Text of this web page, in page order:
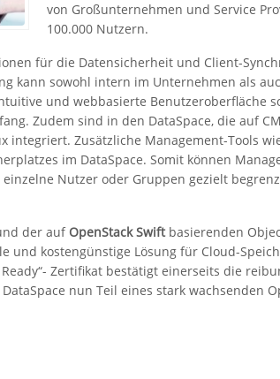
von Großunternehmen und Service
100.000 Nutzern.
für die Datensicherheit und Client-
kann sowohl intern im Unternehmen als
und webbasierte Benutzeroberfläche
Zudem sind in den DataSpace, die auf
integriert. Zusätzliche Management-Tools
im DataSpace. Somit können
Nutzer oder Gruppen gezielt
der auf OpenStack Swiftbasierenden
und kostengünstige Lösung für Cloud-
Zertifikat bestätigt einerseits die
nun Teil eines stark wachsenden